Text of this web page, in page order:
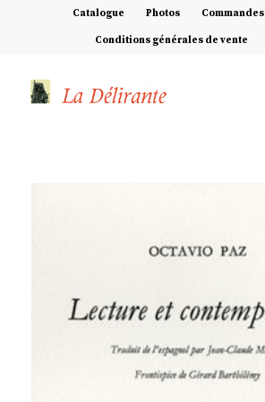
Catalogue Photos Commandes
Conditions générales de vente